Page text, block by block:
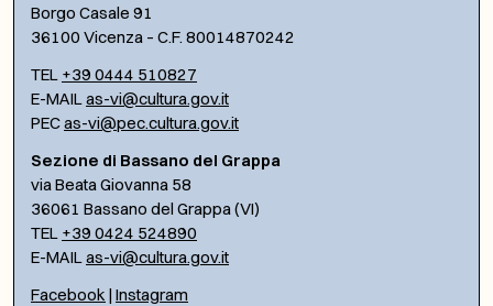
Borgo Casale 91
36100 Vicenza – C.F. 80014870242
TEL +39 0444 510827
E-MAILas-vi@cultura.gov.it
PECas-vi@pec.cultura.gov.it
Sezione di Bassano del Grappa
via Beata Giovanna 58
36061 Bassano del Grappa (VI)
TEL +39 0424 524890
E-MAILas-vi@cultura.gov.it
Facebook | Instagram